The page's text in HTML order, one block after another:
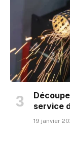
service
19 janvier